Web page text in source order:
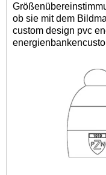
ob sie mit dem
custom design pvc